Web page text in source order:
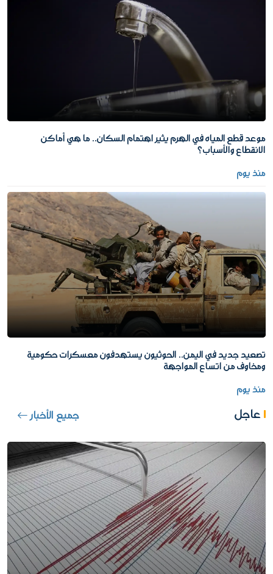
موعد قطع المياه في الهرم يثير اهتمام السكان.. ما هي أماكن
الانقطاع والأسباب؟
منذ يوم
تصعيد جديد في اليمن.. الحوثيون يستهدفون معسكرات حكومية
ومخاوف من اتساع المواجهة
منذ يوم
عاجل جميع الأخبار